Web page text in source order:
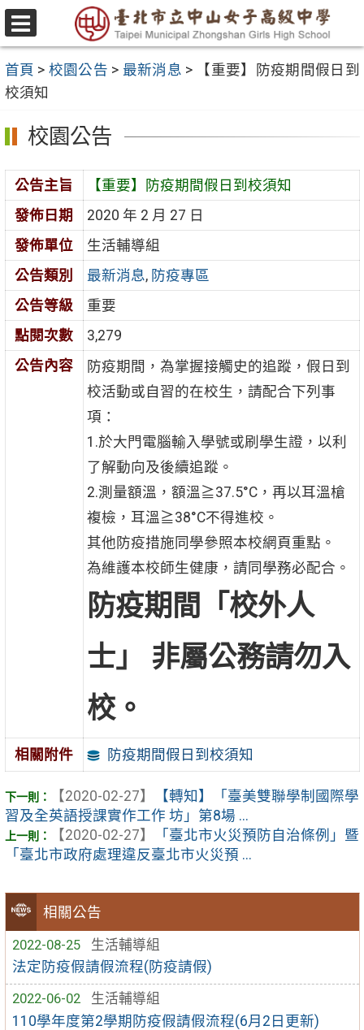
跳
至
要
內
容
區
選
單
首頁 > 校園公告 > 最新消息 >
【重要】防疫期間假日到
校須知
相關公告
2022-08-25
生活輔導組
法定防疫假請假流程(防疫請假)
2022-06-02
生活輔導組
110學年度第2學期防疫假請假流程(6月2日更新)
校園公告
公告主旨
【重要】防疫期間假日到校須知
發佈日期
2020 年 2 月 27 日
發佈單位
生活輔導組
公告類別
最新消息, 防疫專區
公告等級
重要
點閱次數
3,279
公告內容
防疫期間，為掌握接觸史的追蹤，假日到
校活動或自習的在校生，請配合下列事
項：
1.於大門電腦輸入學號或刷學生證，以利
了解動向及後續追蹤。
2.測量額溫，額溫≧37.5°C，再以耳溫槍
複檢，耳溫≧38°C不得進校。
其他防疫措施同學參照本校網頁重點。
為維護本校師生健康，請同學務必配合。
防疫期間「校外人
士」 非屬公務請勿入
校。
相關附件 防疫期間假日到校須知
【2020-02-27】
【轉知】「臺美雙聯學制國際學
習及全英語授課實作工作 坊」第8場 ...
【2020-02-27】
「臺北市火災預防自治條例」暨
「臺北市政府處理違反臺北市火災預 ...